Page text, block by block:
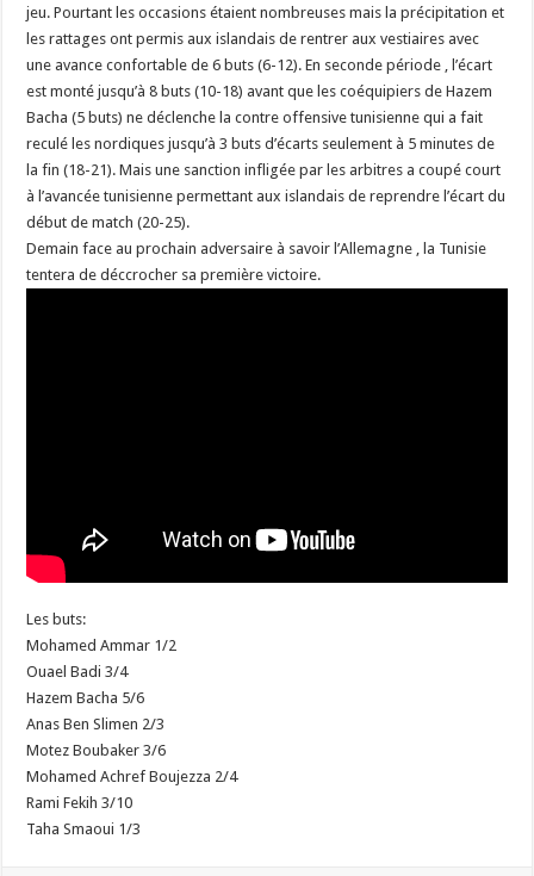
jeu. Pourtant les occasions étaient nombreuses mais la précipitation et
les rattages ont permis aux islandais de rentrer aux vestiaires avec
une avance confortable de 6 buts (6-12). En seconde période , l’écart
est monté jusqu’à 8 buts (10-18) avant que les coéquipiers de Hazem
Bacha (5 buts) ne déclenche la contre offensive tunisienne qui a fait
reculé les nordiques jusqu’à 3 buts d’écarts seulement à 5 minutes de
la fin (18-21). Mais une sanction infligée par les arbitres a coupé court
à l’avancée tunisienne permettant aux islandais de reprendre l’écart du
début de match (20-25).
Demain face au prochain adversaire à savoir l’Allemagne , la Tunisie
tentera de déccrocher sa première victoire.
Les buts:
Mohamed Ammar 1/2
Ouael Badi 3/4
Hazem Bacha 5/6
Anas Ben Slimen 2/3
Motez Boubaker 3/6
Mohamed Achref Boujezza 2/4
Rami Fekih 3/10
Taha Smaoui 1/3